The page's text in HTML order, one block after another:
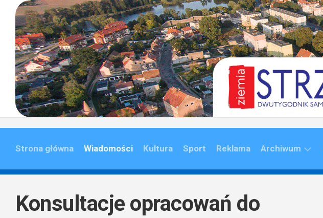
content
Strona główna Wiadomości Kultura Sport Reklama Archiwum
Konsultacje opracowań do